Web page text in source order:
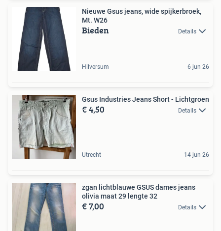
Nieuwe Gsus jeans, wide spijkerbroek,
Mt. W26
Bieden Details
Hilversum 6 jun 26
Gsus Industries Jeans Short - Lichtgroen
€ 4,50 Details
Utrecht 14 jun 26
zgan lichtblauwe GSUS dames jeans
olivia maat 29 lengte 32
€ 7,00 Details